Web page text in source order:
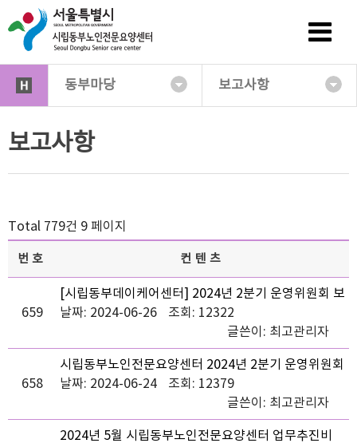
동부마당 보고사항
보고사항
Total 779건 9 페이지
번호 컨텐츠
659
[시립동부데이케어센터] 2024년 2분기 운영위원회 보
고
날짜: 2024-06-26
조회: 12322
글쓴이: 최고관리자
658
시립동부노인전문요양센터 2024년 2분기 운영위원회
보고
날짜: 2024-06-24
조회: 12379
글쓴이: 최고관리자
2024년 5월 시립동부노인전문요양센터 업무추진비